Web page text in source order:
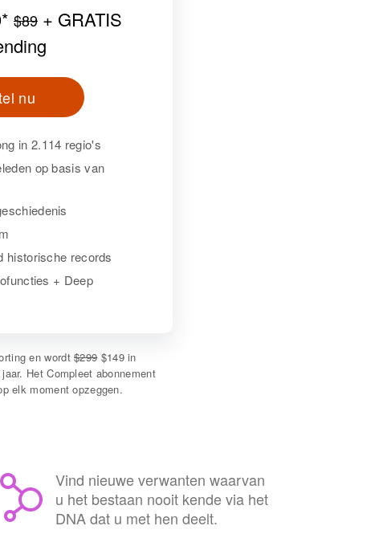
* $89 + GRATIS
nu
in 2.114 regio's
op basis van
historische records
+ Deep
en wordt$299$149 in
Het Compleet abonnement
elk moment opzeggen.
Vind nieuwe verwanten waarvan
u het bestaan nooit kende via het
DNA dat u met hen deelt.